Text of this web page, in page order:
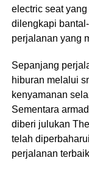
electric seat
dilengkapi
perjalanan yang
Sepanjang
hiburan melalui
kenyamanan
Sementara
diberi julukan
telah
perjalanan